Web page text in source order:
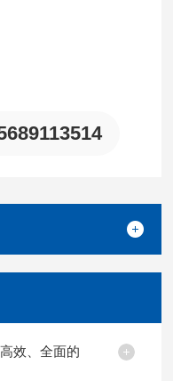
效、全面的